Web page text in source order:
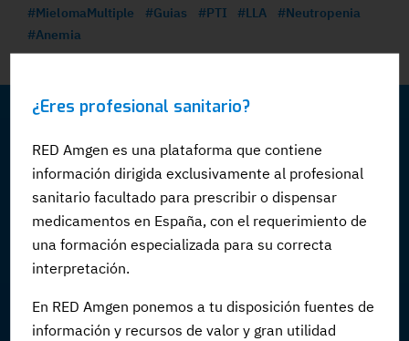
¿Eres profesional sanitario?
RED Amgen es una plataforma que contiene
información dirigida exclusivamente al profesional
sanitario facultado para prescribir o dispensar
medicamentos en España, con el requerimiento de
una formación especializada para su correcta
interpretación.
En RED Amgen ponemos a tu disposición fuentes de
información y recursos de valor y gran utilidad
#MielomaMultiple #Guias #PTI #LLA
#Neutropenia
#Anemia
ACTUALIDAD
Cursos
Virtual meetings